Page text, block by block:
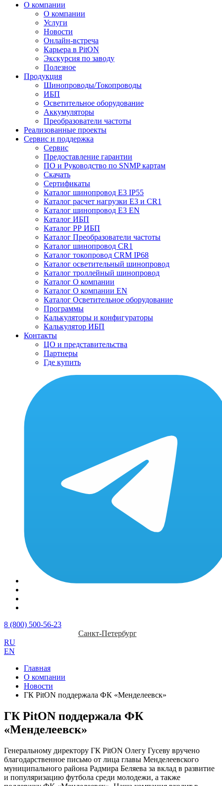
О компании
О компании
Услуги
Новости
Онлайн-встреча
Карьера в PitON
Экскурсия по заводу
Полезное
Продукция
Шинопроводы/Токопроводы
ИБП
Осветительное оборудование
Аккумуляторы
Преобразователи частоты
Реализованные проекты
Сервис и поддержка
Сервис
Предоставление гарантии
ПО и Руководство по SNMP картам
Скачать
Сертификаты
Каталог шинопровод E3 IP55
Каталог расчет нагрузки Е3 и CR1
Каталог шинопровод E3 EN
Каталог ИБП
Каталог РР ИБП
Каталог Преобразователи частоты
Каталог шинопровод CR1
Каталог токопровод CRM IP68
Каталог осветительный шинопровод
Каталог троллейный шинопровод
Каталог О компании
Каталог О компании EN
Каталог Осветительное оборудование
Программы
Калькуляторы и конфигураторы
Калькулятор ИБП
Контакты
ЦО и представительства
Партнеры
Где купить
8 (800) 500-56-23
Санкт-Петербург
RU
EN
Главная
О компании
Новости
ГК PitON поддержала ФК «Менделеевск»
ГК PitON поддержала ФК
«Менделеевск»
Генеральному директору ГК PitON Олегу Гусеву вручено
благодарственное письмо от лица главы Менделеевского
муниципального района Радмира Беляева за вклад в развитие
и популяризацию футбола среди молодежи, а также